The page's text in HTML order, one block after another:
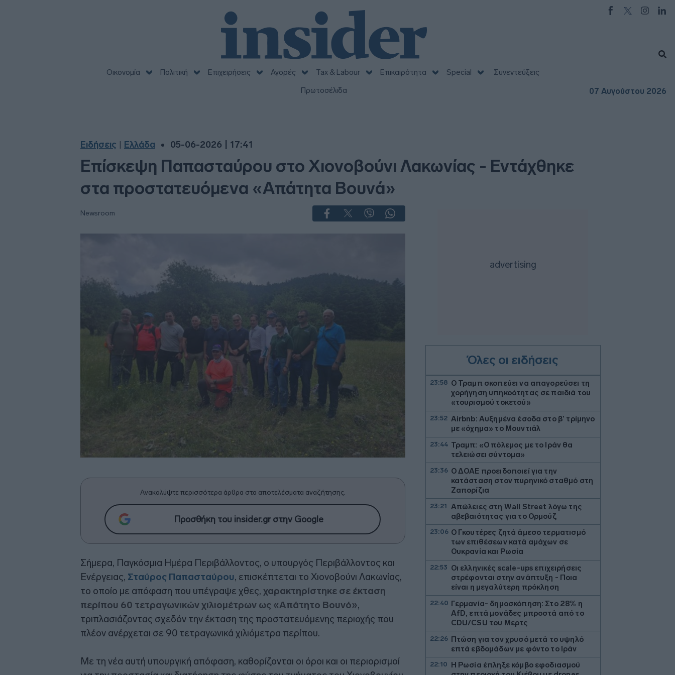
Οικονομία Πολιτική Επιχειρήσεις Αγορές Tax & Labour Επικαιρότητα Special
Συνεντεύξεις
Πρωτοσέλιδα
07 Αυγούστου 2026
Ειδήσεις Ελλάδα 05-06-2026 | 17:41
Επίσκεψη Παπασταύρου στο Χιονοβούνι Λακωνίας - Εντάχθηκε
στα προστατευόμενα «Απάτητα Βουνά»
Newsroom
Ανακαλύψτε περισσότερα άρθρα στα αποτελέσματα αναζήτησης.
Προσθήκη του insider.gr στην Google
Σήμερα, Παγκόσμια Ημέρα Περιβάλλοντος, ο υπουργός Περιβάλλοντος και
Ενέργειας, Σταύρος Παπασταύρου, επισκέπτεται το Χιονοβούνι Λακωνίας,
το οποίο με απόφαση που υπέγραψε χθες, χαρακτηρίστηκε σε έκταση
περίπου 60 τετραγωνικών χιλιομέτρων ως «Απάτητο Βουνό»,
τριπλασιάζοντας σχεδόν την έκταση της προστατευόμενης περιοχής που
πλέον ανέρχεται σε 90 τετραγωνικά χιλιόμετρα περίπου.
Με τη νέα αυτή υπουργική απόφαση, καθορίζονται οι όροι και οι περιορισμοί
Όλες οι ειδήσεις
23:58 Ο Τραμπ σκοπεύει να απαγορεύσει τη
χορήγηση υπηκοότητας σε παιδιά του
«τουρισμού τοκετού»
23:52 Airbnb: Αυξημένα έσοδα στο β’ τρίμηνο
με «όχημα» το Μουντιάλ
23:44 Τραμπ: «Ο πόλεμος με το Ιράν θα
τελειώσει σύντομα»
23:36 Ο ΔΟΑΕ προειδοποιεί για την
κατάσταση στον πυρηνικό σταθμό στη
Ζαπορίζια
23:21
Απώλειες στη Wall Street λόγω της
αβεβαιότητας για το Ορμούζ
23:06 Ο Γκουτέρες ζητά άμεσο τερματισμό
των επιθέσεων κατά αμάχων σε
Ουκρανία και Ρωσία
22:53 Οι ελληνικές scale-ups επιχειρήσεις
στρέφονται στην ανάπτυξη - Ποια
είναι η μεγαλύτερη πρόκληση
22:40 Γερμανία- δημοσκόπηση: Στο 28% η
AfD, επτά μονάδες μπροστά από το
CDU/CSU του Μερτς
22:26 Πτώση για τον χρυσό μετά το υψηλό
επτά εβδομάδων με φόντο το Ιράν
22:10
Η Ρωσία έπληξε κόμβο εφοδιασμού